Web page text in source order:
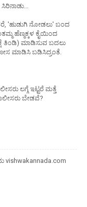
'ಹುಡುಗಿ ನೋಡಲು' ಬಂದ
ಹೆಣ್ಮಕ್ಕಳ ಕೈಯಿಂದ
ತಿಂಡಿ) ಮಾಡಿಸುವ ಬದಲು
ಮಾಡಿಸಿ ಬಡಿಸಿದ್ರಂತೆ.
ಲಗ್ಗೆ ಇಟ್ಟರೆ ಮತ್ತೆ
ಬೇಡವೆ?
vishwakannada.com